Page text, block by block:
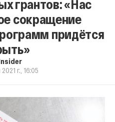
грантов: «Нас
сокращение
придётся
г., 16:05